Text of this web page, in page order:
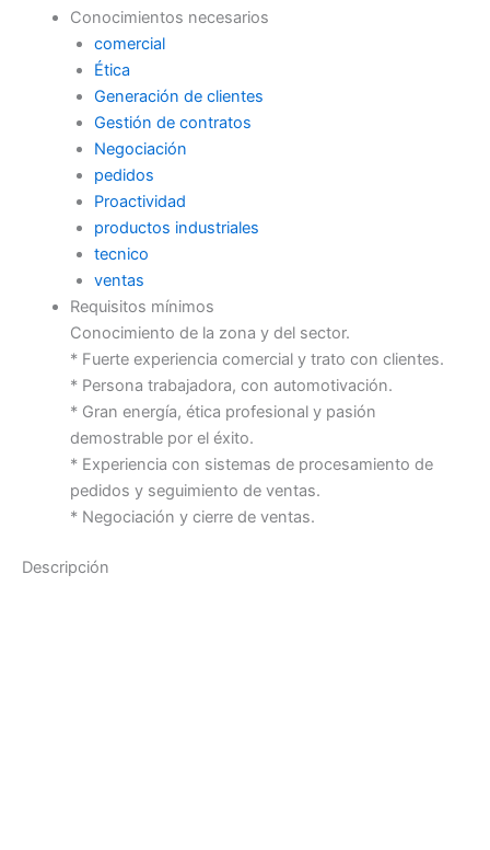
Conocimientos necesarios
comercial
Ética
Generación de clientes
Gestión de contratos
Negociación
pedidos
Proactividad
productos industriales
tecnico
ventas
Requisitos mínimos
Conocimiento de la zona y del sector.
* Fuerte experiencia comercial y trato con clientes.
* Persona trabajadora, con automotivación.
* Gran energía, ética profesional y pasión
demostrable por el éxito.
* Experiencia con sistemas de procesamiento de
pedidos y seguimiento de ventas.
* Negociación y cierre de ventas.
Descripción